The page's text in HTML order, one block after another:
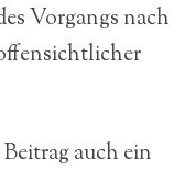
Vorgangs nach
auch ein